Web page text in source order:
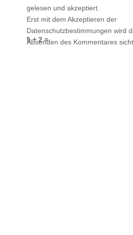
5 + 2 =
gelesen und akzeptiert.
Erst mit dem Akzeptieren der
Datenschutzbestimmungen wird
Absenden des Kommentares